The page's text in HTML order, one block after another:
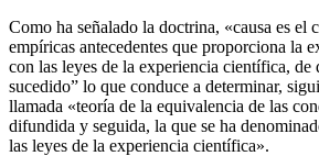
Como ha señalado la doctrina, «causa es el
empíricas antecedentes que proporciona la
con las leyes de la experiencia científica, de
sucedido” lo que conduce a determinar,
llamada «teoría de la equivalencia de las
difundida y seguida, la que se ha
las leyes de la experiencia científica».